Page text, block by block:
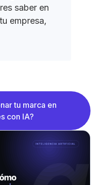
saber en
empresa,
tu marca en
con IA?